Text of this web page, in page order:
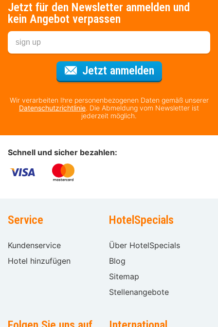
Jetzt für den Newsletter anmelden und
kein Angebot verpassen
Jetzt anmeldenFür den
Wir verarbeiten Ihre personenbezogenen Daten gemäß unserer
Datenschutzrichtlinie. Die Abmeldung vom Newsletter ist
jederzeit möglich.
Schnell und sicher bezahlen:
Service
Kundenservice
Hotel hinzufügen
HotelSpecials
Über HotelSpecials
Blog
Sitemap
Stellenangebote